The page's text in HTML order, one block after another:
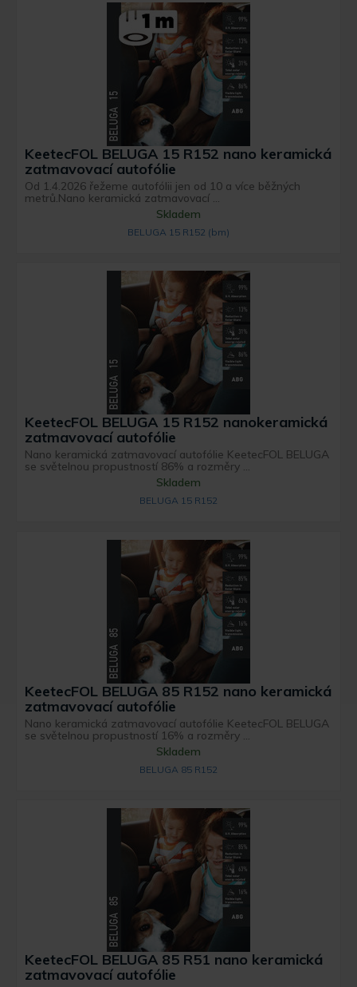
KeetecFOL BELUGA 15 R152 nano keramická
zatmavovací autofólie
Od 1.4.2026 řežeme autofólii jen od 10 a více běžných
metrů.Nano keramická zatmavovací ...
Skladem
BELUGA 15 R152 (bm)
KeetecFOL BELUGA 15 R152 nanokeramická
zatmavovací autofólie
Nano keramická zatmavovací autofólie KeetecFOL BELUGA
se světelnou propustností 86% a rozměry ...
Skladem
BELUGA 15 R152
KeetecFOL BELUGA 85 R152 nano keramická
zatmavovací autofólie
Nano keramická zatmavovací autofólie KeetecFOL BELUGA
se světelnou propustností 16% a rozměry ...
Skladem
BELUGA 85 R152
KeetecFOL BELUGA 85 R51 nano keramická
zatmavovací autofólie